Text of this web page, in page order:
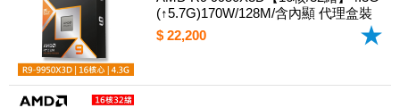
(↑5.7G)170W/128M/含內顯 代理盒裝
$ 22,200